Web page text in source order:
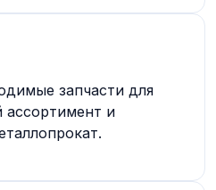
запчасти для
и